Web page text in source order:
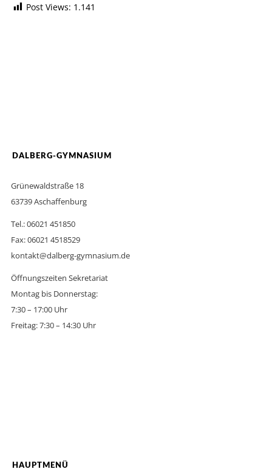
Post Views: 1.141
DALBERG-GYMNASIUM
Grünewaldstraße 18
63739 Aschaffenburg
Tel.: 06021 451850
Fax: 06021 4518529
kontakt@dalberg-gymnasium.de
Öffnungszeiten Sekretariat
Montag bis Donnerstag:
7:30 – 17:00 Uhr
Freitag: 7:30 – 14:30 Uhr
HAUPTMENÜ